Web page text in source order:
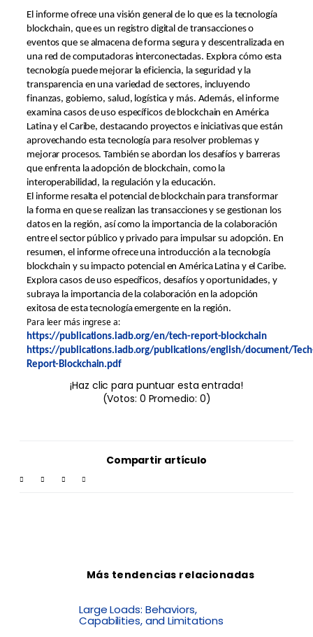
El informe ofrece una visión general de lo que es la tecnología
blockchain, que es un registro digital de transacciones o
eventos que se almacena de forma segura y descentralizada en
una red de computadoras interconectadas. Explora cómo esta
tecnología puede mejorar la eficiencia, la seguridad y la
transparencia en una variedad de sectores, incluyendo
finanzas, gobierno, salud, logística y más. Además, el informe
examina casos de uso específicos de blockchain en América
Latina y el Caribe, destacando proyectos e iniciativas que están
aprovechando esta tecnología para resolver problemas y
mejorar procesos. También se abordan los desafíos y barreras
que enfrenta la adopción de blockchain, como la
interoperabilidad, la regulación y la educación.
El informe resalta el potencial de blockchain para transformar
la forma en que se realizan las transacciones y se gestionan los
datos en la región, así como la importancia de la colaboración
entre el sector público y privado para impulsar su adopción. En
resumen, el informe ofrece una introducción a la tecnología
blockchain y su impacto potencial en América Latina y el Caribe.
Explora casos de uso específicos, desafíos y oportunidades, y
subraya la importancia de la colaboración en la adopción
exitosa de esta tecnología emergente en la región.
Para leer más ingrese a:
https://publications.iadb.org/en/tech-report-blockchain
https://publications.iadb.org/publications/english/document/
Report-Blockchain.pdf
¡Haz clic para puntuar esta entrada!
(Votos: 0 Promedio: 0)
Compartir artículo
Más tendencias relacionadas
Large Loads: Behaviors,
Capabilities, and Limitations